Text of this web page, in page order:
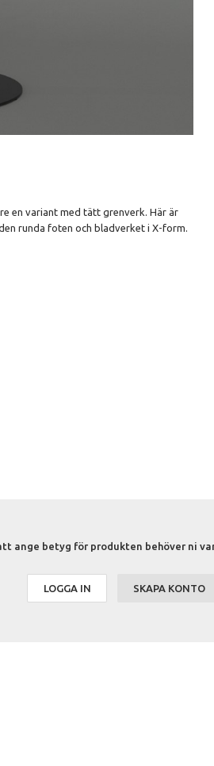
en variant med tätt grenverk. Här är
runda foten och bladverket i X-form.
ange betyg för produkten behöver ni
LOGGA IN SKAPA KONTO